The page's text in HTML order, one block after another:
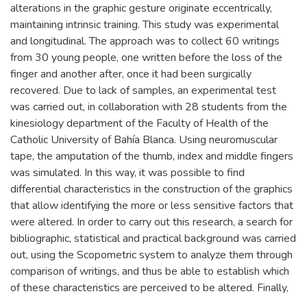
alterations in the graphic gesture originate eccentrically,
maintaining intrinsic training. This study was experimental
and longitudinal. The approach was to collect 60 writings
from 30 young people, one written before the loss of the
finger and another after, once it had been surgically
recovered. Due to lack of samples, an experimental test
was carried out, in collaboration with 28 students from the
kinesiology department of the Faculty of Health of the
Catholic University of Bahía Blanca. Using neuromuscular
tape, the amputation of the thumb, index and middle fingers
was simulated. In this way, it was possible to find
differential characteristics in the construction of the graphics
that allow identifying the more or less sensitive factors that
were altered. In order to carry out this research, a search for
bibliographic, statistical and practical background was carried
out, using the Scopometric system to analyze them through
comparison of writings, and thus be able to establish which
of these characteristics are perceived to be altered. Finally,